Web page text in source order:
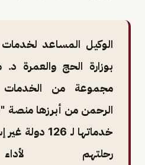
الوكيل المساعد
بوزارة الحج والعمرة
مجموعة من الخدمات
الرحمن من أبرزها
خدماتها لـ
رحلتهم